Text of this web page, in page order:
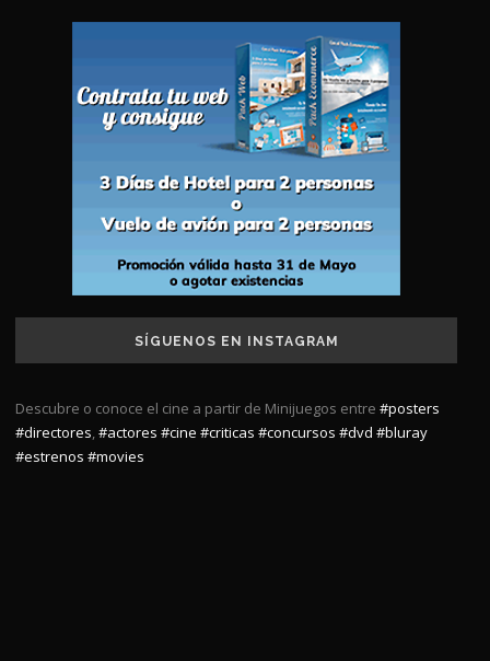
SÍGUENOS EN INSTAGRAM
Descubre o conoce el cine a partir de Minijuegos entre #posters
#directores,#actores #cine #criticas #concursos #dvd #bluray
#estrenos #movies